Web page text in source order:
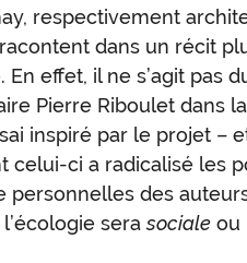
respectivement
dans un récit
effet, il ne s’agit pas
Pierre Riboulet dans
inspiré par le projet –
celui-ci a radicalisé les
personnelles des
serasociale ou